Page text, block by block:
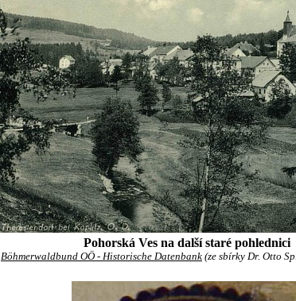
Pohorská Ves na další staré pohlednici
Böhmerwaldbund OÖ - Historische Datenbank (ze sbírky Dr. Otto